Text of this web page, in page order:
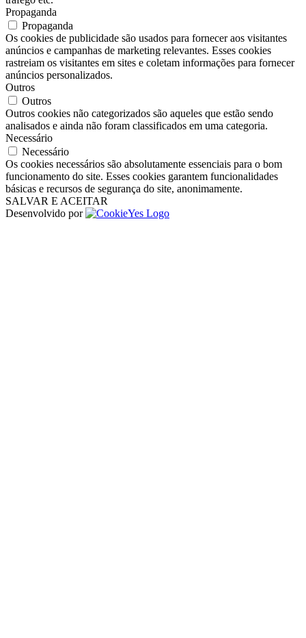
Propaganda
Propaganda
Os cookies de publicidade são usados ​​para fornecer aos visitantes
anúncios e campanhas de marketing relevantes. Esses cookies
rastreiam os visitantes em sites e coletam informações para fornecer
anúncios personalizados.
Outros
Outros
Outros cookies não categorizados são aqueles que estão sendo
analisados ​​e ainda não foram classificados em uma categoria.
Necessário
Necessário
Os cookies necessários são absolutamente essenciais para o bom
funcionamento do site. Esses cookies garantem funcionalidades
básicas e recursos de segurança do site, anonimamente.
SALVAR E ACEITAR
Desenvolvido por